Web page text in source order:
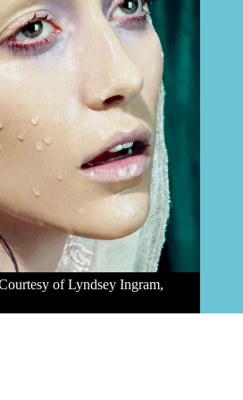
of Lyndsey Ingram,